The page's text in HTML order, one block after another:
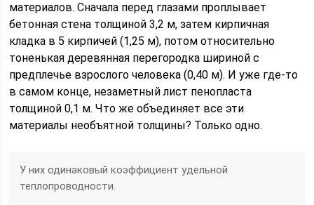
материалов. Сначала перед глазами проплывает
бетонная стена толщиной 3,2 м, затем кирпичная
кладка в 5 кирпичей (1,25 м), потом относительно
тоненькая деревянная перегородка шириной с
предплечье взрослого человека (0,40 м). И уже где-то
в самом конце, незаметный лист пенопласта
толщиной 0,1 м. Что же объединяет все эти
материалы необъятной толщины? Только одно.
У них одинаковый коэффициент удельной
теплопроводности.